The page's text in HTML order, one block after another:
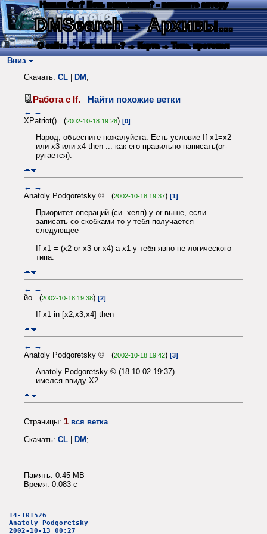
Нашли баг? Есть пожелания? - напишите автору
DMSearch→ Архивы...
О сайте → Как искать? → Карта → Текс. протокол
Вниз
Скачать: CL DM ;
Работа с If. Найти похожие ветки
← →
XPatriot() (2002-10-18 19:28) [0]
Народ, объесните пожалуйста. Есть условие If x1=x2
или x3 или x4 then ... как его правильно написать(or-
ругается).
← →
Anatoly Podgoretsky © (2002-10-18 19:37) [1]
Приоритет операций (си. хелп) у or выше, если
записать со скобками то у тебя получается
следующее
If x1 = (x2 or x3 or x4) а x1 у тебя явно не логического
типа.
← →
йо (2002-10-18 19:38) [2]
If x1 in [x2,x3,x4] then
← →
Anatoly Podgoretsky © (2002-10-18 19:42) [3]
Anatoly Podgoretsky © (18.10.02 19:37)
имелся ввиду X2
Страницы: 1 вся ветка
Скачать: CL | DM;
Память: 0.45 MB
Время: 0.083 c
14-101526
Anatoly Podgoretsky
2002-10-13 00:27